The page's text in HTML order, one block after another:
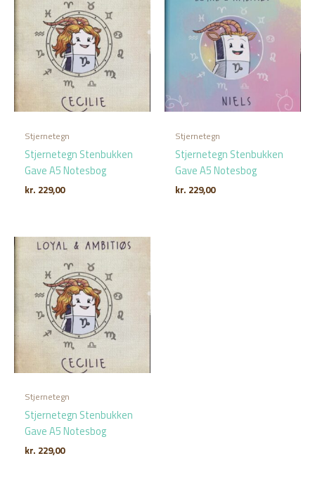
Stjernetegn
Stjernetegn Stenbukken
Gave A5 Notesbog
kr. 229,00
Stjernetegn
Stjernetegn Stenbukken
Gave A5 Notesbog
kr. 229,00
Stjernetegn
Stjernetegn Stenbukken
Gave A5 Notesbog
kr. 229,00